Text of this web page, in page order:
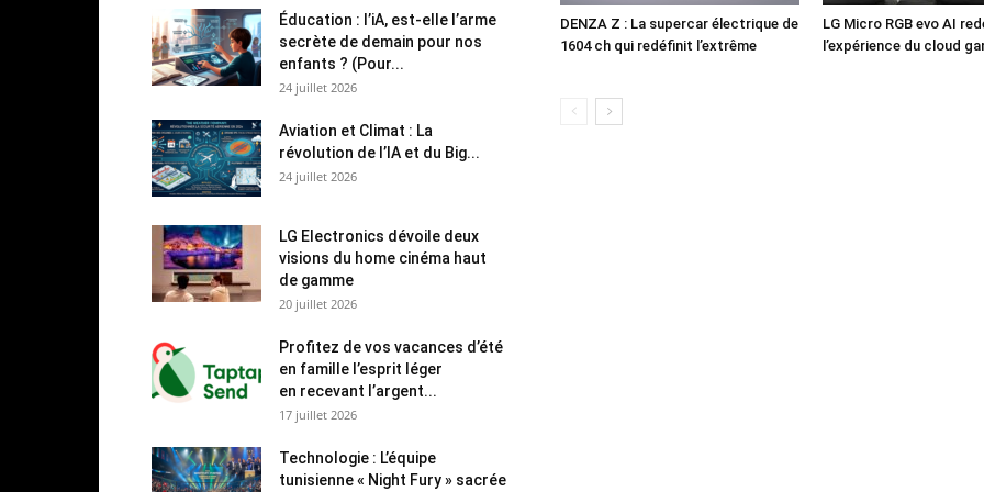
DENZA Z : La supercar électrique de
1604 ch qui redéfinit l’extrême
LG Micro RGB evo AI
l’expérience du cloud
Éducation : l’iA, est-elle l’arme
secrète de demain pour nos
enfants ? (Pour...
24 juillet 2026
Aviation et Climat : La
révolution de l’IA et du Big...
24 juillet 2026
LG Electronics dévoile deux
visions du home cinéma haut
de gamme
20 juillet 2026
Profitez de vos vacances d’été
en famille l’esprit léger
en recevant l’argent...
17 juillet 2026
Technologie : L’équipe
tunisienne « Night Fury » sacrée